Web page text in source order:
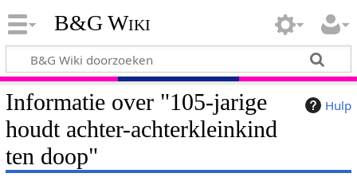
B&G Wiki
Hulp
Informatie over "105-jarige
houdt achter-achterkleinkind
ten doop"